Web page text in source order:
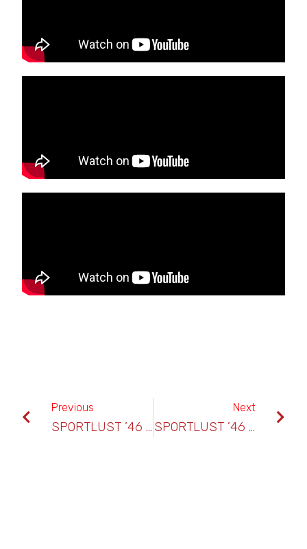
Previous
SPORTLUST ’46 – HSC’21
Next
SPORTLUST ’46 – EXCELSIOR ’31